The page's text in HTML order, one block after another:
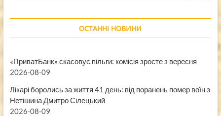
ОСТАННІ НОВИНИ
«ПриватБанк» скасовує пільги: комісія зросте з вересня
2026-08-09
Лікарі боролись за життя 41 день: від поранень помер воїн з
Нетішина Дмитро Сілецький
2026-08-09